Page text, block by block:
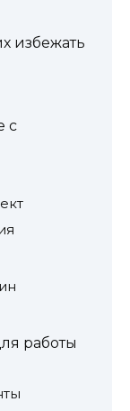
избежать
с
работы